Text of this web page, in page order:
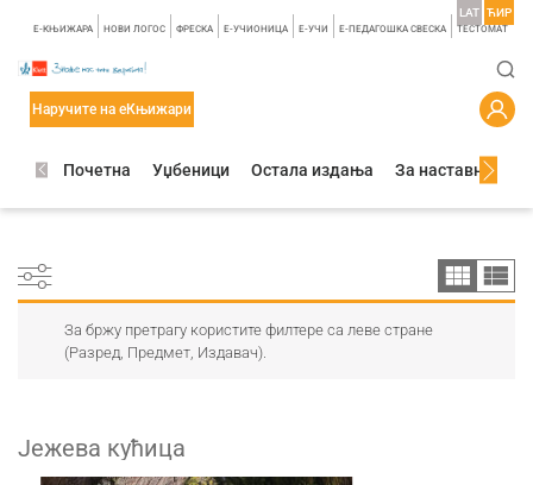
E-КЊИЖАРА НОВИ ЛОГОС ФРЕСКА E-УЧИОНИЦА E-УЧИ Е-ПЕДАГОШКА СВЕСКА TЕСТОМАТ
LAT ЋИР
Наручите на еКњижари
Почетна Уџбеници Остала издања За наставнике
За бржу претрагу користите филтере са леве стране
(Разред, Предмет, Издавач).
Јежева кућица